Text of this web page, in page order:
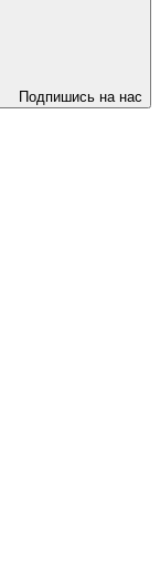
Подпишись на нас